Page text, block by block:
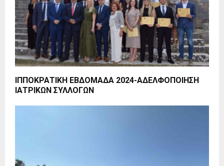
ΙΠΠΟΚΡΑΤΙΚΗ ΕΒΔΟΜΑΔΑ 2024-ΑΔΕΛΦΟΠΟΙΗΣΗ
ΙΑΤΡΙΚΩΝ ΣΥΛΛΟΓΩΝ